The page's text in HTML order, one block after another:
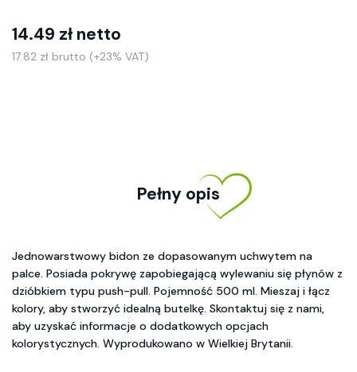
14.49 zł netto
17.82 zł brutto (+23% VAT)
Pełny opis
Jednowarstwowy bidon ze dopasowanym uchwytem na
palce. Posiada pokrywę zapobiegającą wylewaniu się płynów z
dzióbkiem typu push-pull. Pojemność 500 ml. Mieszaj i łącz
kolory, aby stworzyć idealną butelkę. Skontaktuj się z nami,
aby uzyskać informacje o dodatkowych opcjach
kolorystycznych. Wyprodukowano w Wielkiej Brytanii.